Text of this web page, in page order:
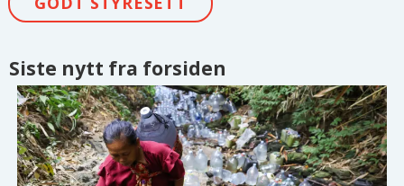
Siste nytt fra forsiden